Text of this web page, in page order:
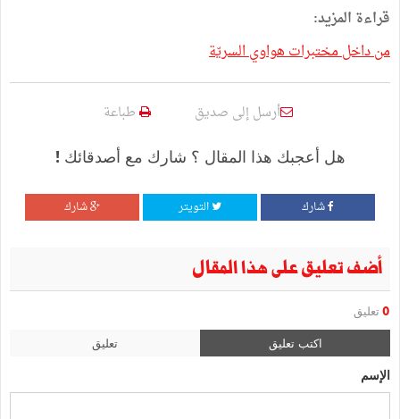
قراءة المزيد:
من داخل مختبرات هواوي السريّة
أرسل إلى صديق طباعة
هل أعجبك هذا المقال ؟ شارك مع أصدقائك !
شارك التويتر شارك
أضف تعليق على هذا المقال
0 تعليق
اكتب تعليق تعليق
الإسم